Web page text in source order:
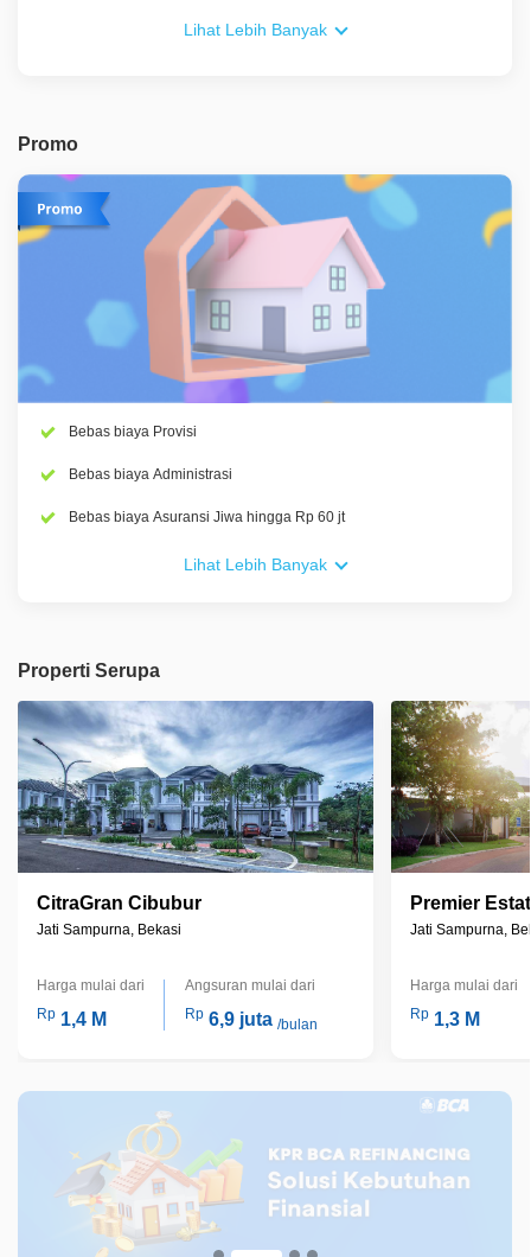
Lihat Lebih Banyak
Promo
Bebas biaya Provisi
Bebas biaya Administrasi
Bebas biaya Asuransi Jiwa hingga Rp 60 jt
Bebas biaya Asuransi Kebakaran
Lihat Lebih Banyak
Properti Serupa
CitraGran Cibubur
Jati Sampurna, Bekasi
Harga mulai dari
Rp 1,4 M
Angsuran mulai dari
Rp 6,9 juta /bulan
Premier
Jati Sampurna,
Harga mulai dari
Rp 1,3 M